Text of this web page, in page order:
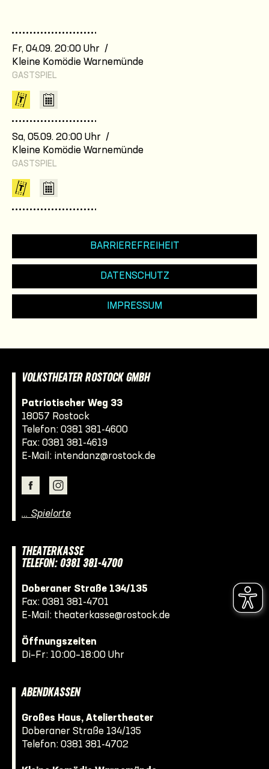
Fr, 04.09. 20:00 Uhr /
Kleine Komödie Warnemünde
GASTSPIEL
Sa, 05.09. 20:00 Uhr /
Kleine Komödie Warnemünde
GASTSPIEL
BARRIEREFREIHEIT
DATENSCHUTZ
IMPRESSUM
VOLKSTHEATER ROSTOCK GMBH
Patriotischer Weg 33
18057 Rostock
Telefon: 0381 381-4600
Fax: 0381 381-4619
E-Mail: intendanz@rostock.de
… Spielorte
THEATERKASSE
TELEFON: 0381 381-4700
Doberaner Straße 134/135
Fax: 0381 381-4701
E-Mail: theaterkasse@rostock.de
Öffnungszeiten
Di–Fr: 10:00–18:00 Uhr
ABENDKASSEN
Großes Haus, Ateliertheater
Doberaner Straße 134/135
Telefon: 0381 381-4702